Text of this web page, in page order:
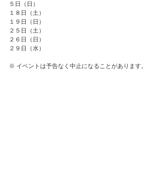
５日（日）
１８日（土）
１９日（日）
２５日（土）
２６日（日）
２９日（水）
※ イベントは予告なく中止になることがあります。